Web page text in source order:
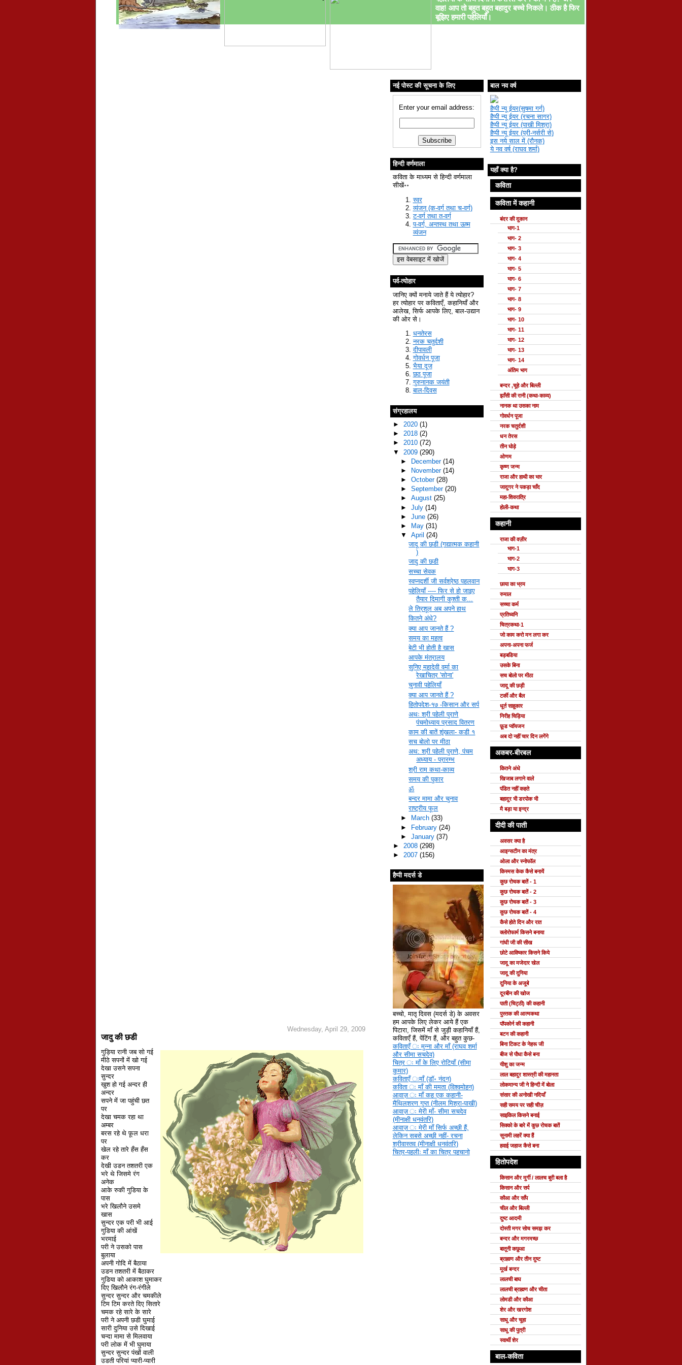
वाह! आप तो बहुत बहुत बहादुर बच्चे निकले। ठीक है फिर
बूझिए हमारी पहेलियाँ।
Wednesday, April 29, 2009
जादु की छडी
गुड़िया रानी जब सो गई
मीठे सपनों में खो गई
देखा उसने सपना
सुन्दर
खुश हो गई अन्दर ही
अन्दर
सपने में जा पहुंची छत
पर
देखा चमक रहा था
अम्बर
बरस रहे थे फ़ूल धरा
पर
खेल रहे तारे हँस हँस
कर
देखी उडन तशतरी एक
भरे थे जिसमे रंग
अनेक
आके रुकी गुडिया के
पास
भरे खिलौने उसमे
खास
सुन्दर एक परी भी आई
गुडिया की आंखें
भरमाई
परी ने उसको पास
बुलाया
अपनी गोदि में बैठाया
उडन तशतरी में बैठाकर
गुडिया को आकाश घुमाकर
दिए खिलौने रंग-रंगीले
सुन्दर सुन्दर और चमकीले
टिम टिम करते दिए सितारे
चमक रहे सारे के सारे
परी ने अपनी छडी घुमाई
सारी दुनिया उसे दिखाई
चन्दा मामा से मिलवाया
परी लोक में भी घुमाया
सुन्दर सुन्दर पंखों वाली
उडती परियां प्यारी-प्यारी
नई पोस्ट की सूचना के लिए
Enter your email address:
हिन्दी वर्णमाला
कविता के माध्यम से हिन्दी वर्णमाला
सीखें॰॰
स्वर
व्यंजन (क-वर्ग तथा च-वर्ग)
ट-वर्ग तथा त-वर्ग
प-वर्ग, अन्तस्थ तथा ऊष्म
व्यंजन
पर्व-त्योहार
जानिए क्यों मनाये जाते हैं ये त्योहार?
हर त्योहार पर कविताएँ, कहानियाँ और
आलेख, सिर्फ आपके लिए, बाल-उद्यान
की ओर से।
धनतेरस
नरक चतुर्दशी
दीपावली
गोवर्धन पूजा
भैया दूज
छठ पूजा
गुरुनानक जयंती
बाल-दिवस
संग्रहालय
► 2020 (1)
► 2018 (2)
► 2010 (72)
▼ 2009 (290)
►
December (14)
►
November (14)
► October (28)
► September (20)
► August (25)
► July (14)
► June (26)
►
May (31)
▼ April (24)
जादू की छडी (गद्यात्मक कहानी
)
जादु की छडी
सच्चा सेवक
स्वप्नदर्शी जी सर्वश्रेष्ठ पहलवान
पहेलियाँ ---- फिर से हो जाइए
तैयार दिमागी कुश्ती क...
ले त्रिशूल अब अपने हाथ
कितने अंधे?
क्या आप जानते हैं ?
समय का महत्व
बेटी भी होती है खास
आपके मंत्रालय
सुनिए महादेवी वर्मा का
रेखाचित्र 'सोना'
चुनावी पहेलियाँ
क्या आप जानते हैं ?
हितोपदेश-१७ -किसान और सर्प
अथः श्री पहेली पुराणे
पंचमोध्याय प्रसाद वितरण
काम की बातें शृंखला- कडी १
सच बोलो पर मीठा
अथ: श्री पहेली पुराणे, पंचम
अध्याय - प्रारम्भ
श्री राम कथा-काव्य
समय की पुकार
ॐ
बन्दर मामा और चुनाव
राष्ट्रीय फूल
►
March (33)
► February (24)
► January (37)
► 2008 (298)
► 2007 (156)
हैप्पी मदर्स डे
बच्चो, मातृ दिवस (मदर्स डे) के अवसर
हम आपके लिए लेकर आये हैं एक
पिटारा, जिसमें माँ से जुड़ी कहानियाँ हैं,
कविताएँ हैं, पेंटिंग हैं, और बहुत कुछ-
कविताएँ ‍ः मुन्ना और माँ (राघव शर्मा
और सीमा सचदेव)
चित्र ‍ः माँ के लिए रोटियाँ (सीमा
कुमार)
कविताएँ ‍ःमाँ (डॉ॰ नंदन)
कविता ‍ः माँ की ममता (विश्वमोहन)
आवाज़ ‍ः माँ कह एक कहानी-
मैथिलशरण गुप्त (नीलम मिश्रा-पाखी)
आवाज़ ‍ः मेरी माँ- सीमा सचदेव
(मीनाक्षी धनवंतरि)
आवाज़ ‍ः मेरी माँ सिर्फ अच्छी हैं,
लेकिन सबसे अच्छी नहीं- रचना
श्रीवास्तव (मीनाक्षी धनवंतरि)
चित्र-पहलीः माँ का चित्र पहचानो
बाल नव वर्ष
हैप्पी न्यू ईयर(सुषमा गर्ग)
हैप्पी न्यू ईयर (रचना सागर)
हैप्पी न्यू ईयर (पाखी मिश्रा)
हैप्पी न्यू ईयर (प्री-नर्सरी से)
इस नये साल में (रौनक)
ये नव वर्ष (राघव शर्मा)
यहाँ क्या है?
कविता
कविता में कहानी
बंदर की दुकान
भाग-1
भाग- 2
भाग- 3
भाग- 4
भाग- 5
भाग- 6
भाग- 7
भाग- 8
भाग- 9
भाग- 10
भाग- 11
भाग- 12
भाग- 13
भाग- 14
अंतिम भाग
बन्दर ,चूहे और बिल्ली
झाँसी की रानी (कथा-काव्य)
नानक था उसका नाम
गोवर्धन पूजा
नरक चतुर्दशी
धन तेरस
तीन घोड़े
ओणम
कृष्ण जन्म
राजा और हाथी का भार
जादुगर ने पकड़ा चाँद
महा-शिवरात्रि
होली-कथा
कहानी
राजा की वज़ीर
भाग-1
भाग-2
भाग-3
छाया का भ्रम
रुमाल
सच्चा कर्म
प्रतिध्वनि
चित्रकथा-1
जो काम करो मन लगा कर
अपना-अपना फर्ज
बड़बडिया
उसके बिना
सच बोलो पर मीठा
जादू की छड़ी
टर्की और बैल
धूर्त साहूकार
निरीह चिड़िया
फ़ूड प्वॉयजन
अब दो नहीं चार दिन लगेंगे
अकबर-बीरबल
कितने अंधे
खिजाब लगाने वाले
पंडित नहीं कहते
बहादुर भी डरपोक भी
मै बड़ा या इन्द्र
दीदी की पाती
अवसर क्या है
आइन्सटीन का मंत्र
ओला और स्नोफॉल
किस्मस केक कैसे बनायें
कुछ रोचक बातें - 1
कुछ रोचक बातें - 2
कुछ रोचक बातें - 3
कुछ रोचक बातें - 4
कैसे होते दिन और रात
क्लोरोफार्म किसने बनाया
गांधी जी की सीख
छोटे आविष्कार किसने किये
जादू का मजेदार खेल
जादू की दुनिया
दुनिया के अजूबे
दूरबीन की खोज
पाती (चिट्ठी) की कहानी
पुस्तक की आत्मकथा
पॉपकोर्न की कहानी
बटन की कहानी
बिना टिकट के नेहरू जी
बीज से पौधा कैसे बना
यीशु का जन्म
लाल बहादुर शास्त्री की महानता
लोकमान्य जी ने हिन्दी में बोला
संसार की अनोखी नदियाँ
सही समय पर सही चीज़
साइकिल किसने बनाई
सिक्को के बारे में कुछ रोचक बातें
सुनामी लहरें क्या हैं
हवाई जहाज कैसे बना
हितोपदेश
किसान और मुर्गी / लालच बुरी बला है
किसान और सर्प
कौआ और साँप
चील और बिल्ली
दुष्ट आदमी
दोस्ती मगर सोच समझ कर
बन्दर और मगरमच्छ
बातूनी कछुआ
ब्राह्मण और तीन दुष्ट
मूर्ख बन्दर
लालची बाघ
लालची ब्राह्मण और चीता
लोमडी और कौआ
शेर और खरगोश
साधु और चूहा
साधु की पुत्री
स्वार्थी शेर
बाल-कविता